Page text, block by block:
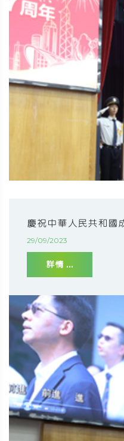
慶祝中華人民共和國
29/09/2023
詳情 ...